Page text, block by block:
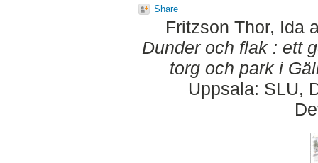
Share
Fritzson Thor, Ida
Dunder och flak : ett
torg och park i
Uppsala: SLU,